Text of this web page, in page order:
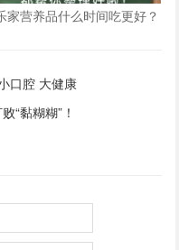
家营养品什么时间吃更好？
口腔 大健康
“黏糊糊”！